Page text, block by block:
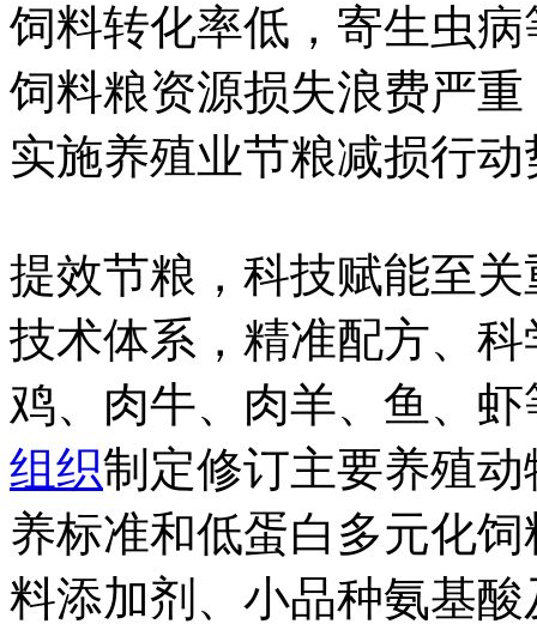
饲料转化率低，寄生虫
饲料粮资源损失浪费严
实施养殖业节粮减损行
提效节粮，科技赋能至
技术体系，精准配方、
鸡、肉牛、肉羊、鱼、
组织制定修订主要养殖
养标准和低蛋白多元化
料添加剂、小品种氨基